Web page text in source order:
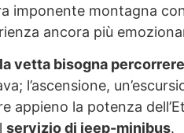
imponente montagna
ancora più
vetta bisogna
l’ascensione,
appieno la potenza
servizio di jeep-minibus.